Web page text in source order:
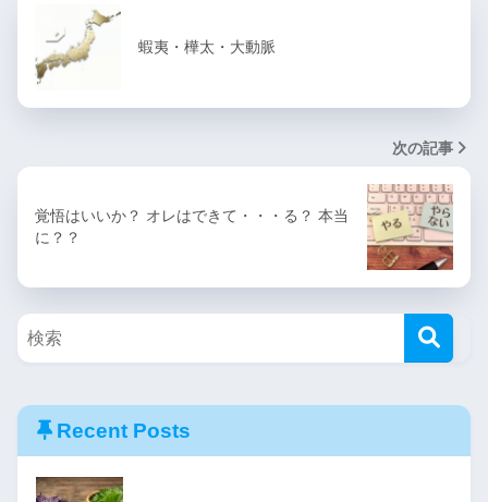
蝦夷・樺太・大動脈
次の記事
覚悟はいいか？ オレはできて・・・る？ 本当
に？？
Recent Posts